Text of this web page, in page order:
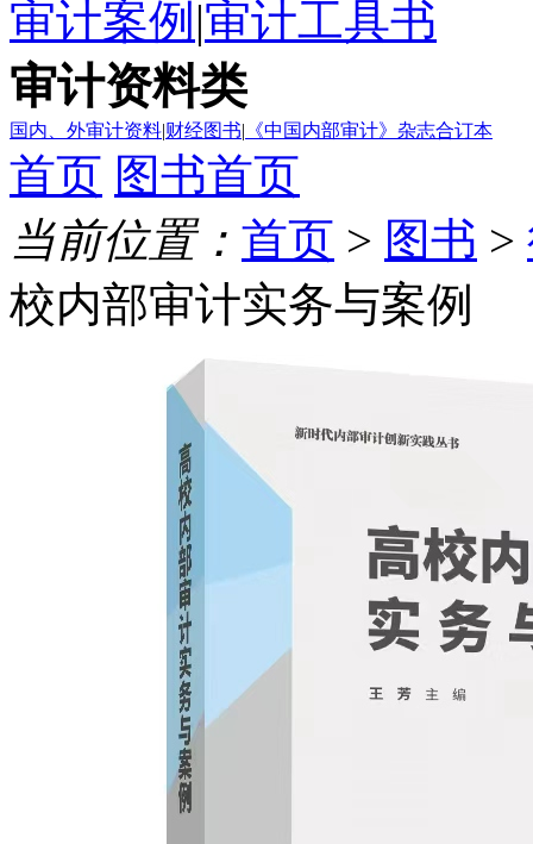
审计案例 |审计工具书
审计资料类
国内、外审计资料|财经图书| 《中国内部审计》杂志合订本
首页 图书首页
当前位置： 首页 > 图书 >
校内部审计实务与案例